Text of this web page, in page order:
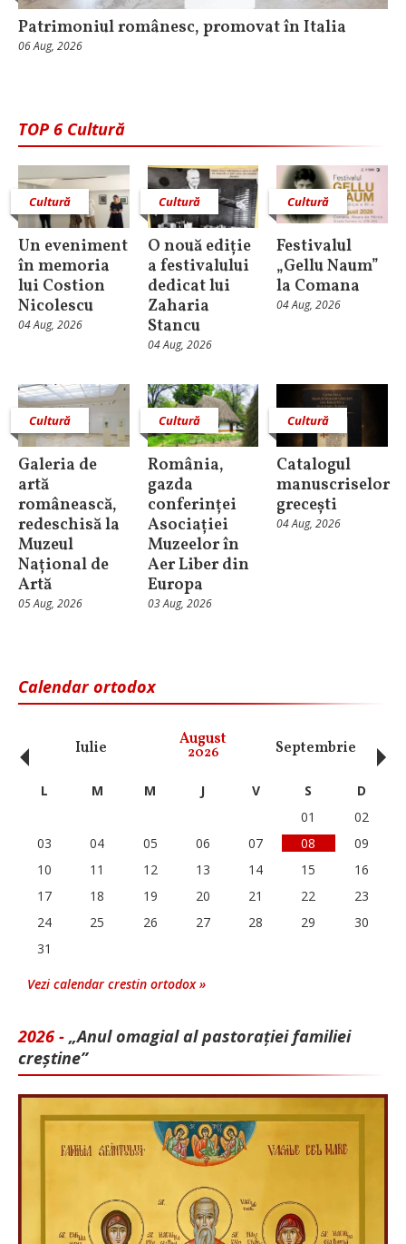
Patrimoniul românesc, promovat în Italia
06 Aug, 2026
TOP 6 Cultură
Cultură
Un eveniment
în memoria
lui Costion
Nicolescu
04 Aug, 2026
Cultură
O nouă ediție
a festivalului
dedicat lui
Zaharia
Stancu
04 Aug, 2026
Cultură
Festivalul
„Gellu Naum”
la Comana
04 Aug, 2026
Cultură
Galeria de
artă
românească,
redeschisă la
Muzeul
Național de
Artă
05 Aug, 2026
Cultură
România,
gazda
conferinței
Asociației
Muzeelor în
Aer Liber din
Europa
03 Aug, 2026
Cultură
Catalogul
manuscriselor
grecești
04 Aug, 2026
Calendar ortodox
Iulie August
2026 Septembrie
‹ L M M J V S
D
01
02
03
04 05 06 07 08
09
10
11 12 13 14 15
16
17
18 19 20 21 22
23
24
25 26 27 28 29
30
31
Vezi calendar crestin ortodox »
2026 - „Anul omagial al pastorației familiei
creștine”